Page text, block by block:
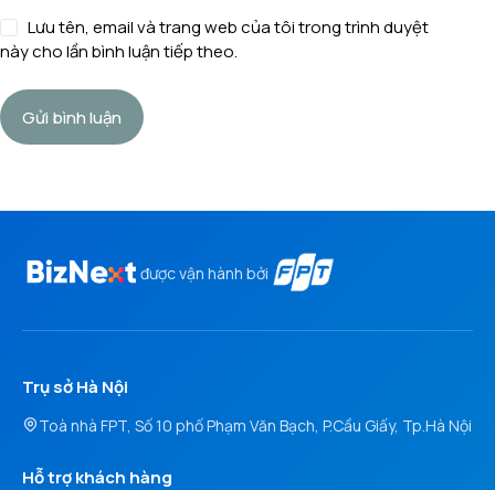
Lưu tên, email và trang web của tôi trong trình duyệt
này cho lần bình luận tiếp theo.
Gửi bình luận
được vận hành bởi
Trụ sở Hà Nội
Toà nhà FPT, Số 10 phố Phạm Văn Bạch, P.Cầu Giấy, Tp.Hà Nội
Hỗ trợ khách hàng